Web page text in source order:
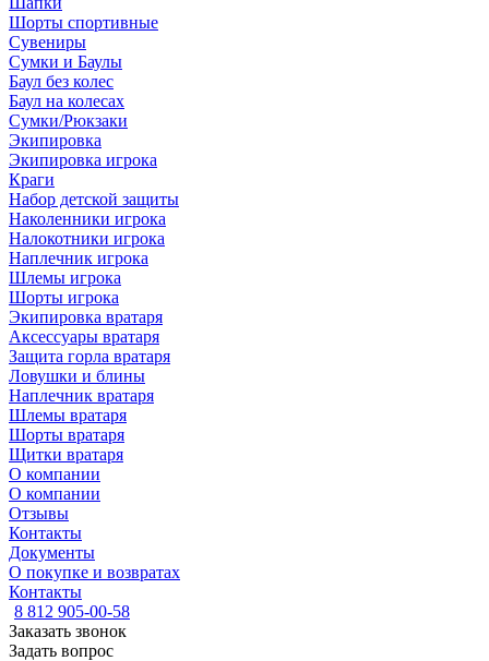
Шорты спортивные
Сувениры
Сумки и Баулы
Баул без колес
Баул на колесах
Сумки/Рюкзаки
Экипировка
Экипировка игрока
Краги
Набор детской защиты
Наколенники игрока
Налокотники игрока
Наплечник игрока
Шлемы игрока
Шорты игрока
Экипировка вратаря
Аксессуары вратаря
Защита горла вратаря
Ловушки и блины
Наплечник вратаря
Шлемы вратаря
Шорты вратаря
Щитки вратаря
О компании
О компании
Отзывы
Контакты
Документы
О покупке и возвратах
Контакты
8 812 905-00-58
Заказать звонок
Задать вопрос